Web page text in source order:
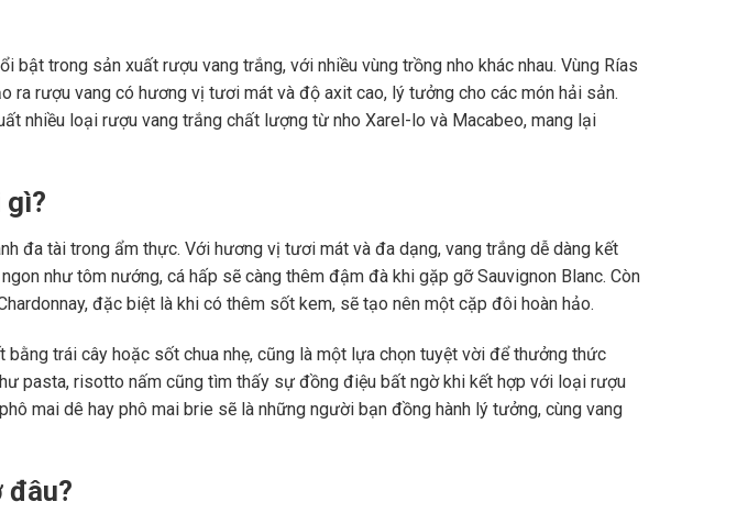
bật trong sản xuất rượu vang trắng, với nhiều vùng trồng nho khác nhau. Vùng Rías
ra rượu vang có hương vị tươi mát và độ axit cao, lý tưởng cho các món hải sản.
nhiều loại rượu vang trắng chất lượng từ nho Xarel-lo và Macabeo, mang lại
gì?
đa tài trong ẩm thực. Với hương vị tươi mát và đa dạng, vang trắng dễ dàng kết
như tôm nướng, cá hấp sẽ càng thêm đậm đà khi gặp gỡ Sauvignon Blanc. Còn
đặc biệt là khi có thêm sốt kem, sẽ tạo nên một cặp đôi hoàn hảo.
trái cây hoặc sốt chua nhẹ, cũng là một lựa chọn tuyệt vời để thưởng thức
pasta, risotto nấm cũng tìm thấy sự đồng điệu bất ngờ khi kết hợp với loại rượu
mai dê hay phô mai brie sẽ là những người bạn đồng hành lý tưởng, cùng vang
đâu?